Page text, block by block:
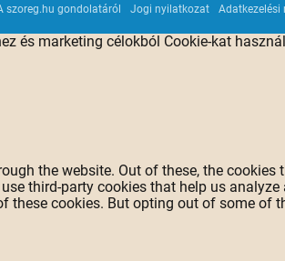
szoreg.hu gondolatáról Jogi nyilatkozat Adatkezelési
és marketing célokból Cookie-kat
the website. Out of these, the
third-party cookies that help us
cookies. But opting out of some of